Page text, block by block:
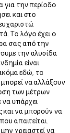
για την περίοδο
και στο
Το λόγο έχει ο
σας από την
την αλυσίδα
είναι
ακόμα εδώ, το
να αλλάξουν
των μέτρων
να υπάρχει
να μπορούν να
απαιτείται.
χρειαστεί να